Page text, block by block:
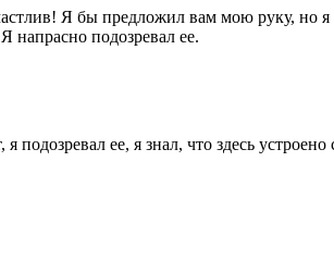
Я бы предложил вам мою руку, но
напрасно подозревал ее.
ее, я знал, что здесь